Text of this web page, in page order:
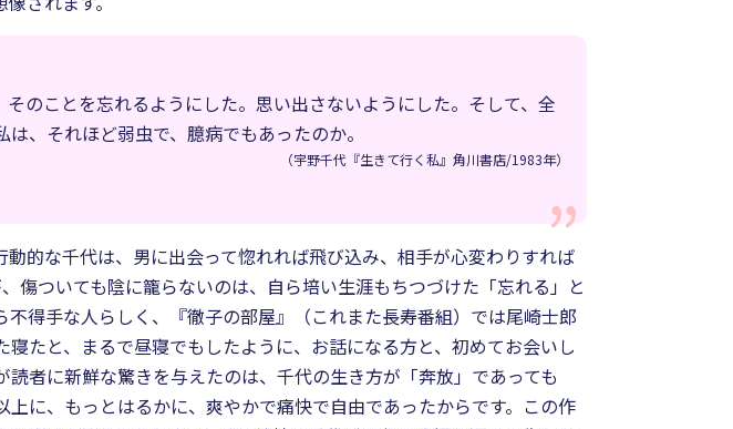
のことを忘れるようにした。思い出さないようにした。そして、全
、それほど弱虫で、臆病でもあったのか。
（宇野千代『生きて行く私』角川書店/1983年）
的な千代は、男に出会って惚れれば飛び込み、相手が心変わりすれば
ついても陰に籠らないのは、自ら培い生涯もちつづけた「忘れる」と
得手な人らしく、『徹子の部屋』（これまた長寿番組）では尾崎士郎
たと、まるで昼寝でもしたように、お話になる方と、初めてお会いし
者に新鮮な驚きを与えたのは、千代の生き方が「奔放」であっても
に、もっとはるかに、爽やかで痛快で自由であったからです。この作